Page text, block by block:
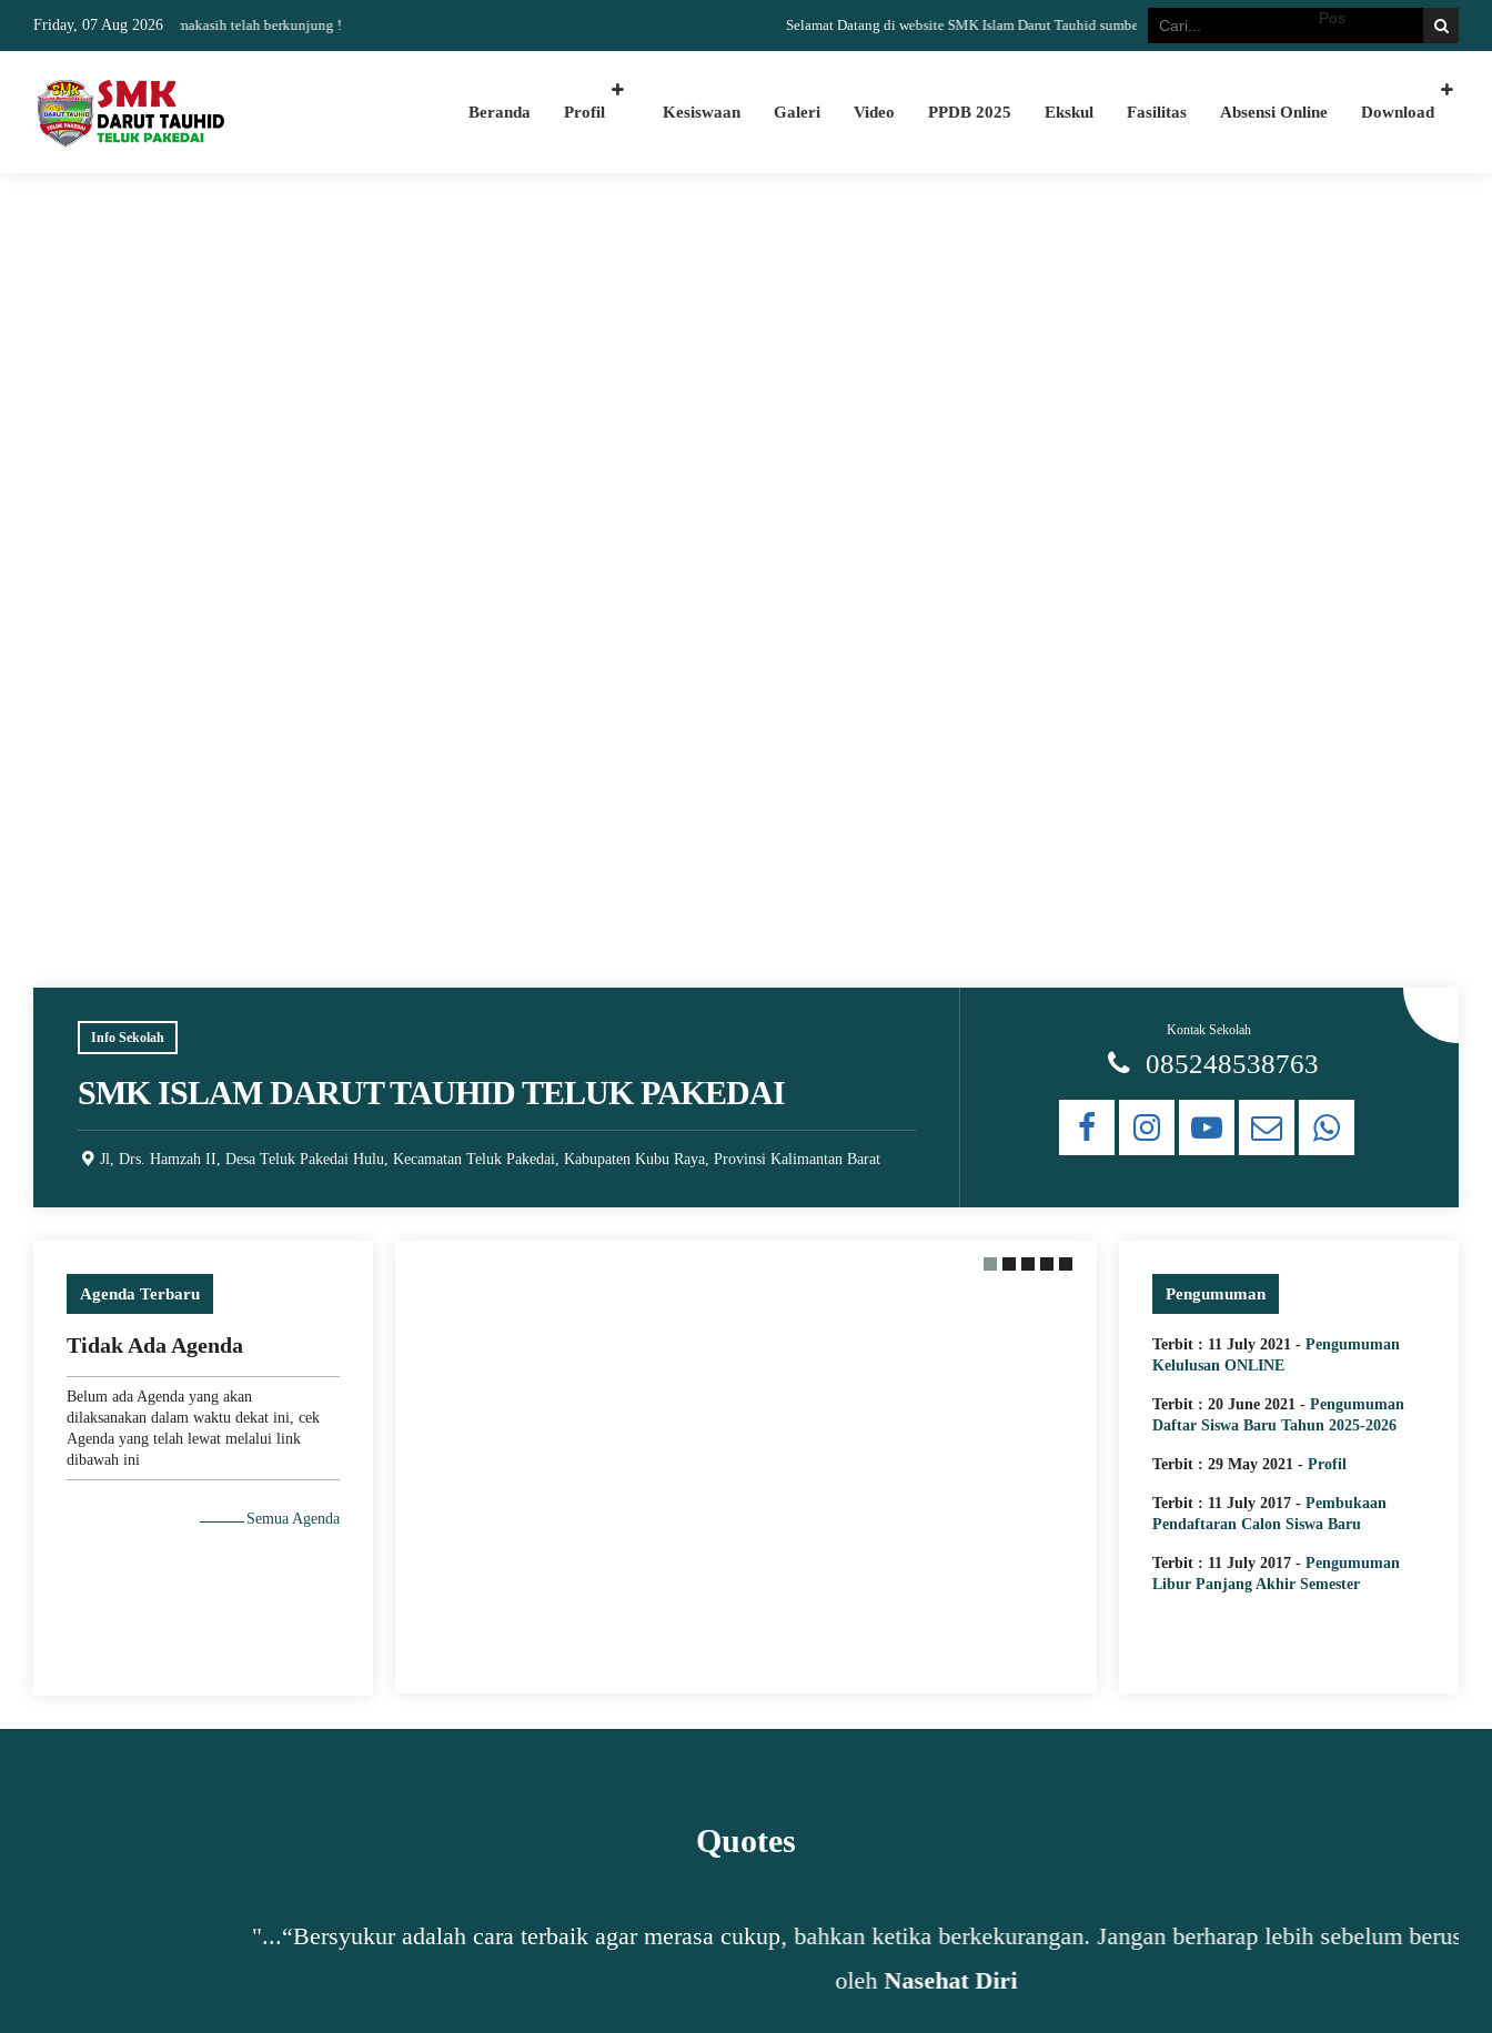
Friday, 07 Aug 2026 Selamat Datang di website SMK Islam Darut Tauhid sumber informasi yang akurat dan update Terimakasih telah berkunjung
dan update Terimakasih telah berkunjung !
Beranda Profil Kesiswaan Galeri Video PPDB 2025 Ekskul Fasilitas Absensi Online Download
Info Sekolah
SMK ISLAM DARUT TAUHID TELUK PAKEDAI
Jl, Drs. Hamzah II, Desa Teluk Pakedai Hulu, Kecamatan Teluk Pakedai, Kabupaten Kubu Raya, Provinsi Kalimantan Barat
Kontak Sekolah
085248538763
Agenda Terbaru
Tidak Ada Agenda
Belum ada Agenda yang akan
dilaksanakan dalam waktu dekat ini, cek
Agenda yang telah lewat melalui link
dibawah ini
Semua Agenda
Struktur Organisasi
Teluk Pakedai
Pengumuman
Terbit : 11 July 2021 - Pengumuman
Kelulusan ONLINE
Terbit : 20 June 2021 - Pengumuman
Daftar Siswa Baru Tahun 2025-2026
Terbit : 29 May 2021 - Profil
Terbit : 11 July 2017 - Pembukaan
Pendaftaran Calon Siswa Baru
Terbit : 11 July 2017 - Pengumuman
Libur Panjang Akhir Semester
Quotes
"...“Bersyukur adalah cara terbaik agar merasa cukup, bahkan ketika berkekurangan. Jangan berharap lebih sebelum berusaha lebih.”..."
Nasehat Diri